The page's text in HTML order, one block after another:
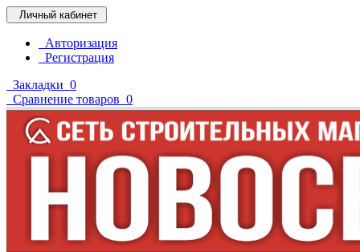
Личный кабинет
Авторизация
Регистрация
Закладки 0
Сравнение товаров 0